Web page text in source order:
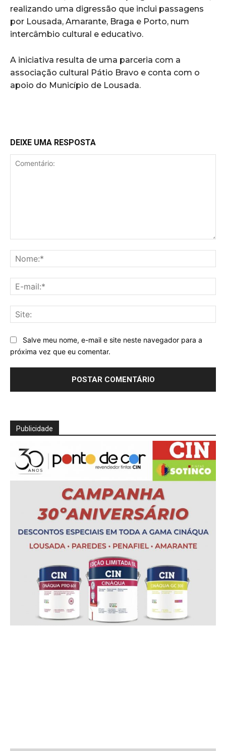
realizando uma digressão que inclui passagens
por Lousada, Amarante, Braga e Porto, num
intercâmbio cultural e educativo.
A iniciativa resulta de uma parceria com a
associação cultural Pátio Bravo e conta com o
apoio do Município de Lousada.
DEIXE UMA RESPOSTA
Salve meu nome, e-mail e site neste navegador para a
próxima vez que eu comentar.
Publicidade